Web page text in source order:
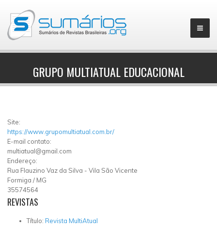
▼
GRUPO MULTIATUAL EDUCACIONAL
Site:
https://www.grupomultiatual.com.br/
E-mail contato:
multiatual@gmail.com
Endereço:
Rua Flauzino Vaz da Silva - Vila São Vicente
Formiga / MG
35574564
REVISTAS
Título: Revista MultiAtual